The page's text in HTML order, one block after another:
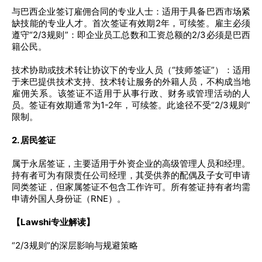
与巴西企业签订雇佣合同的专业人士：适用于具备巴西市场紧
缺技能的专业人才。首次签证有效期2年，可续签。雇主必须
遵守“2/3规则”：即企业员工总数和工资总额的2/3必须是巴西
籍公民。
技术协助或技术转让协议下的专业人员（“技师签证”）：适用
于来巴提供技术支持、技术转让服务的外籍人员，不构成当地
雇佣关系。该签证不适用于从事行政、财务或管理活动的人
员。签证有效期通常为1-2年，可续签。此途径不受“2/3规则”
限制。
2. 居民签证
属于永居签证，主要适用于外资企业的高级管理人员和经理。
持有者可为有限责任公司经理，其受供养的配偶及子女可申请
同类签证，但家属签证不包含工作许可。所有签证持有者均需
申请外国人身份证（RNE）。
【Lawshi专业解读】
“2/3规则”的深层影响与规避策略